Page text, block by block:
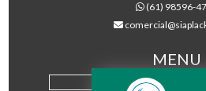
(61) 98596-
MENU